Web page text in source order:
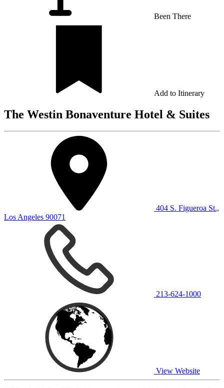
Been There
Add to Itinerary
The Westin Bonaventure Hotel & Suites
404 S. Figueroa St.,
Los Angeles 90071
213-624-1000
View Website